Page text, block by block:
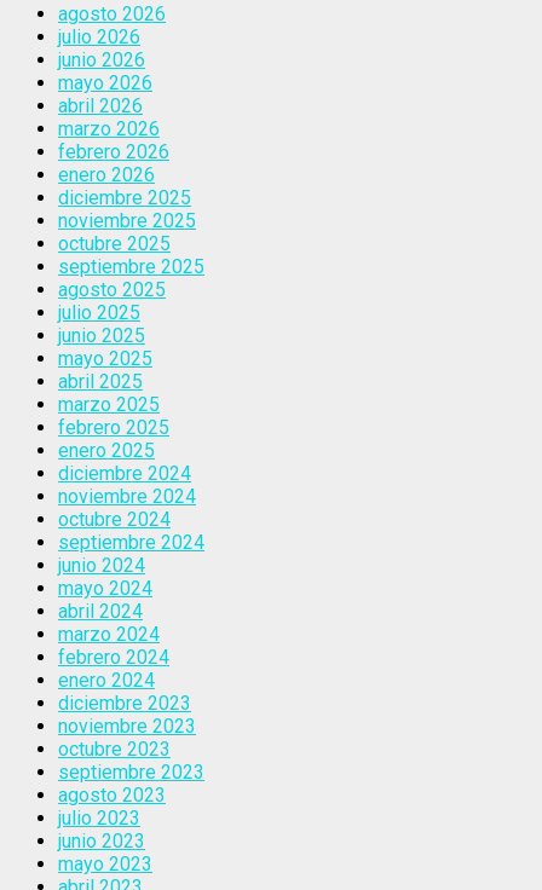
agosto 2026
julio 2026
junio 2026
mayo 2026
abril 2026
marzo 2026
febrero 2026
enero 2026
diciembre 2025
noviembre 2025
octubre 2025
septiembre 2025
agosto 2025
julio 2025
junio 2025
mayo 2025
abril 2025
marzo 2025
febrero 2025
enero 2025
diciembre 2024
noviembre 2024
octubre 2024
septiembre 2024
junio 2024
mayo 2024
abril 2024
marzo 2024
febrero 2024
enero 2024
diciembre 2023
noviembre 2023
octubre 2023
septiembre 2023
agosto 2023
julio 2023
junio 2023
mayo 2023